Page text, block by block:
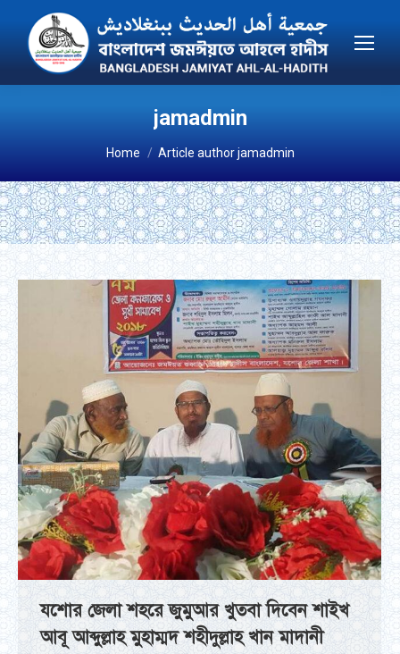
jamadmin
You are here:
Home Article author jamadmin
যশোর জেলা শহরে জুমুআর খুতবা দিবেন শাইখ
আবূ আব্দুল্লাহ মুহাম্মদ শহীদুল্লাহ খান মাদানী